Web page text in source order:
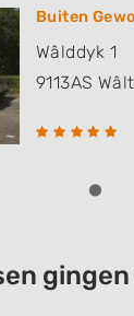
Buiten
Wâlddyk 1
9113AS